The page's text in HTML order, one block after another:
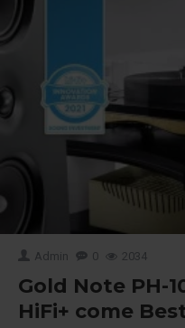
Admin 0 2034
Gold Note PH-
HiFi+ come